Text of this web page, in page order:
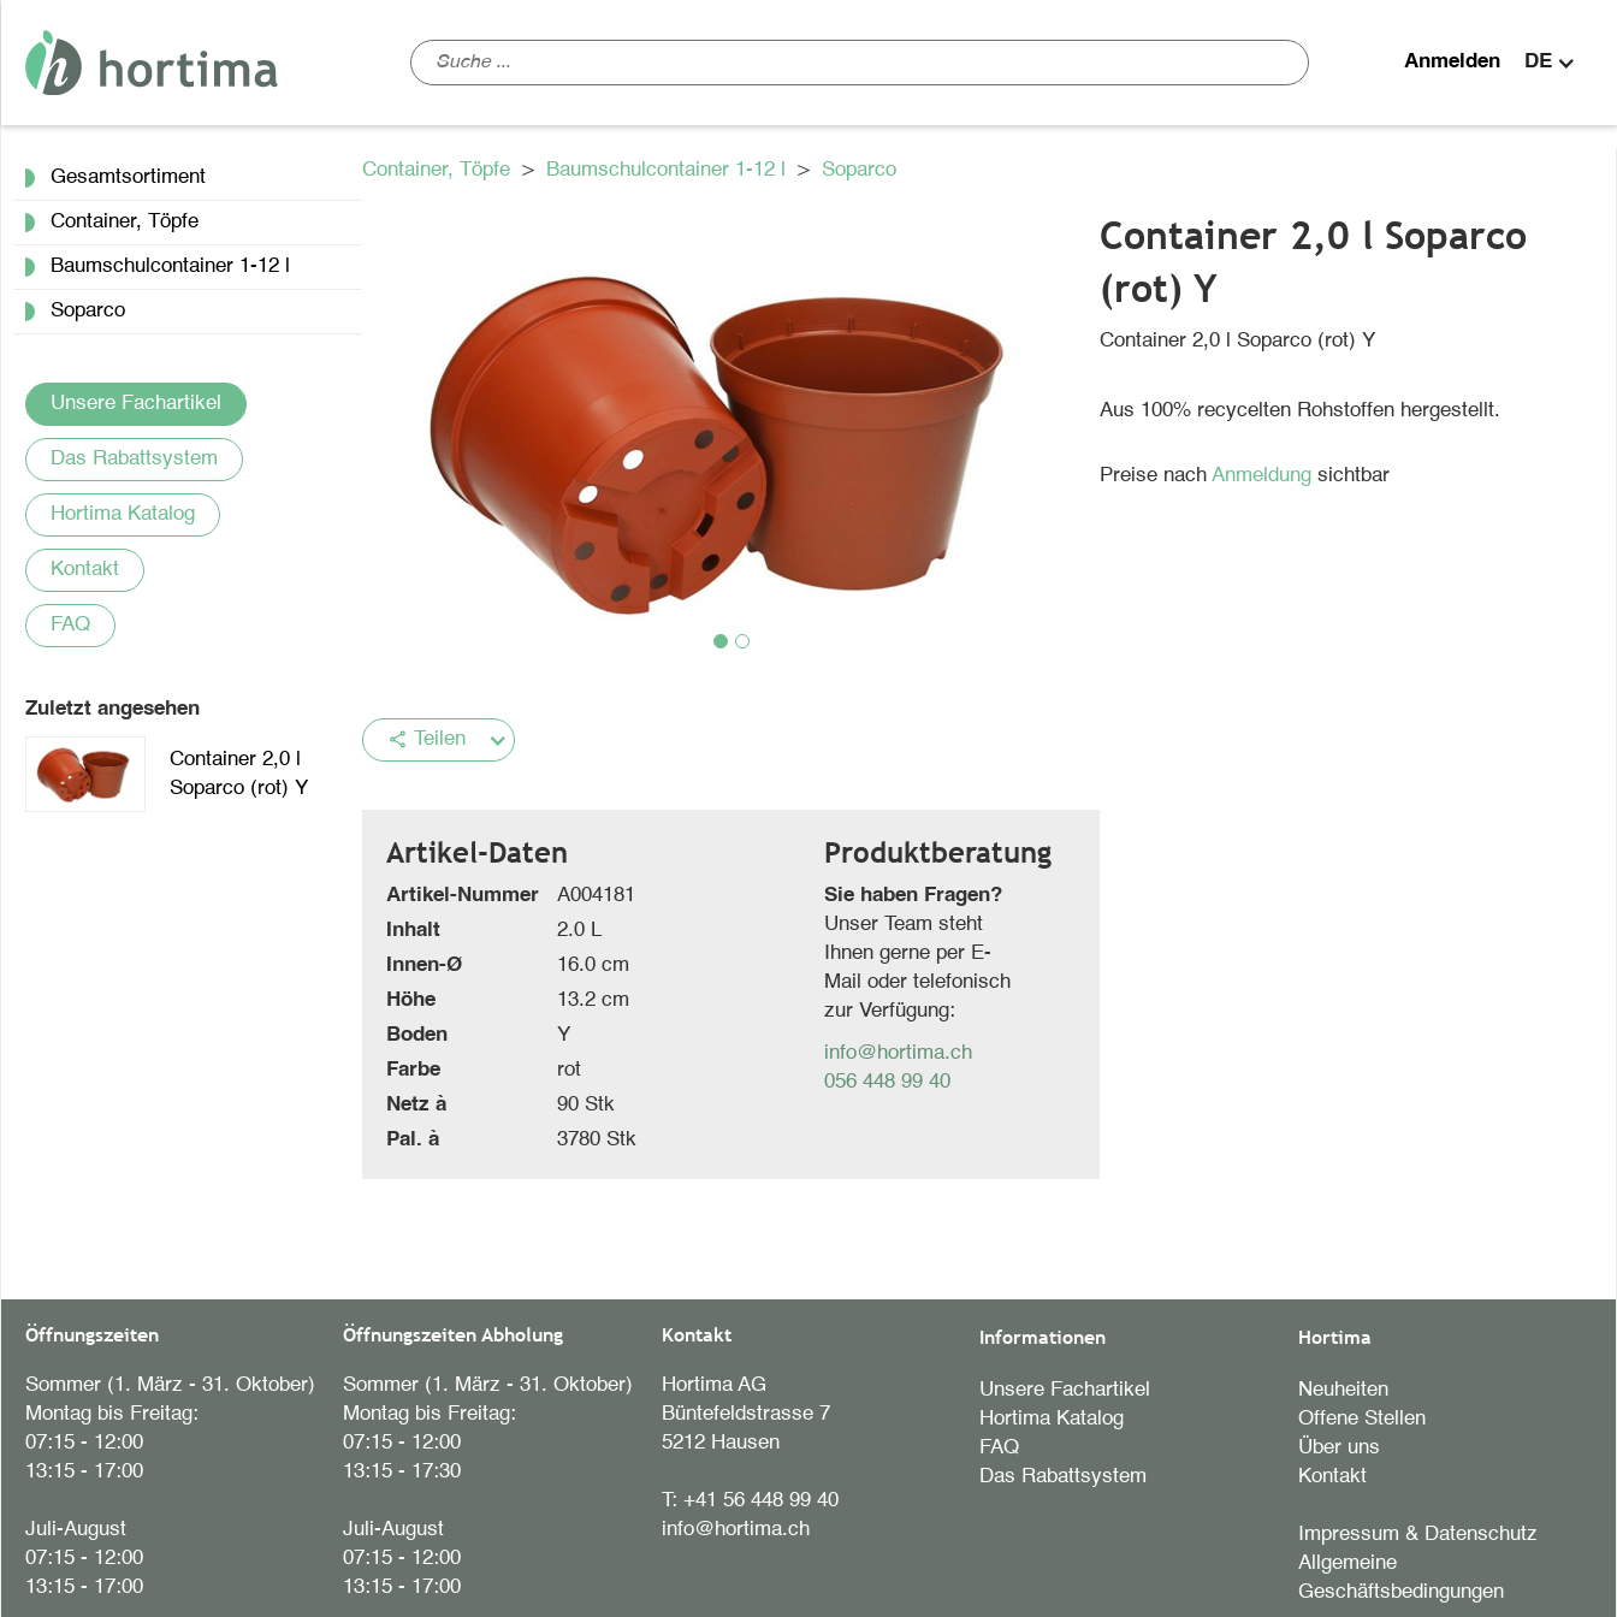
Anmelden DE
Gesamtsortiment
Container, Töpfe
Baumschulcontainer 1-12 l
Soparco
Unsere Fachartikel
Das Rabattsystem
Hortima Katalog
Kontakt
FAQ
Zuletzt angesehen
Container 2,0 l
Soparco (rot) Y
Container, Töpfe > Baumschulcontainer 1-12 l > Soparco
share Teilen
Artikel-Daten
Artikel-Nummer
A004181
Inhalt
2.0 L
Innen-Ø
16.0 cm
Höhe
13.2 cm
Boden
Y
Farbe
rot
Netz à
90 Stk
Pal. à
3780 Stk
Produktberatung
Sie haben Fragen?
Unser Team steht
Ihnen gerne per E-
Mail oder telefonisch
zur Verfügung:
info@hortima.ch
056 448 99 40
Container 2,0 l Soparco
(rot) Y
Container 2,0 l Soparco (rot) Y
Aus 100% recycelten Rohstoffen hergestellt.
Preise nachAnmeldungsichtbar
Öffnungszeiten
Sommer (1. März - 31. Oktober)
Montag bis Freitag:
07:15 - 12:00
13:15 - 17:00
Juli-August
07:15 - 12:00
13:15 - 17:00
Öffnungszeiten Abholung
Sommer (1. März - 31. Oktober)
Montag bis Freitag:
07:15 - 12:00
13:15 - 17:30
Juli-August
07:15 - 12:00
13:15 - 17:00
Kontakt
Hortima AG
Büntefeldstrasse 7
5212 Hausen
T: +41 56 448 99 40
info@hortima.ch
Informationen
Unsere Fachartikel
Hortima Katalog
FAQ
Das Rabattsystem
Hortima
Neuheiten
Offene Stellen
Über uns
Kontakt
Impressum & Datenschutz
Allgemeine
Geschäftsbedingungen